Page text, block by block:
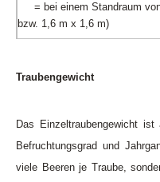
= bei einem Standraum
bzw. 1,6 m x 1,6 m)
Traubengewicht
Das Einzeltraubengewicht
Befruchtungsgrad und
viele Beeren je Traube,